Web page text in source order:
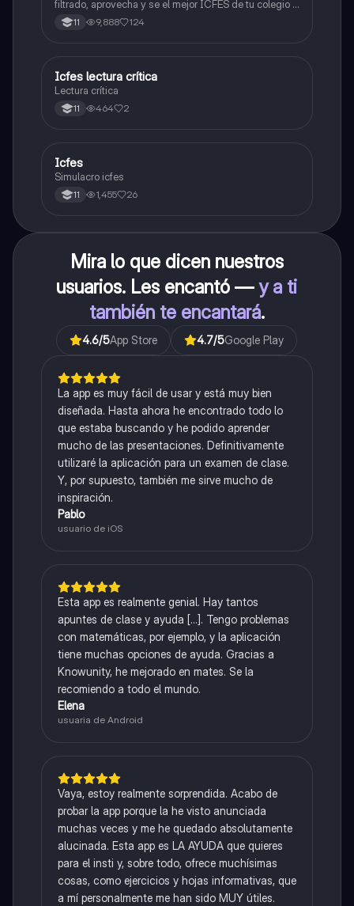
filtrado, aprovecha y se el mejor ICFES de tu colegio y
poder ingresar a universidad, y estudiar aquella
carrera con la que tanto sueñas.
11 9,888 124
Lengua Castellana
Icfes lectura crítica
Lectura crítica
11 464 2
ICFES: Sociales y Ciudadanas
Icfes
Simulacro icfes
11 1,455 26
Mira lo que dicen nuestros
usuarios. Les encantó —y a ti
también te encantará.
4.6/5App Store 4.7/5Google Play
La app es muy fácil de usar y está muy bien
diseñada. Hasta ahora he encontrado todo lo
que estaba buscando y he podido aprender
mucho de las presentaciones. Definitivamente
utilizaré la aplicación para un examen de clase.
Y, por supuesto, también me sirve mucho de
inspiración.
Pablo
usuario de iOS
Esta app es realmente genial. Hay tantos
apuntes de clase y ayuda [...]. Tengo problemas
con matemáticas, por ejemplo, y la aplicación
tiene muchas opciones de ayuda. Gracias a
Knowunity, he mejorado en mates. Se la
recomiendo a todo el mundo.
Elena
usuaria de Android
Vaya, estoy realmente sorprendida. Acabo de
probar la app porque la he visto anunciada
muchas veces y me he quedado absolutamente
alucinada. Esta app es LA AYUDA que quieres
para el insti y, sobre todo, ofrece muchísimas
cosas, como ejercicios y hojas informativas, que
a mí personalmente me han sido MUY útiles.